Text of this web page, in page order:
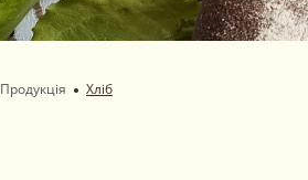
Продукція Хліб